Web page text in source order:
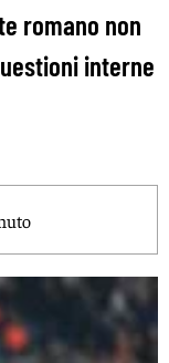
romano non
interne